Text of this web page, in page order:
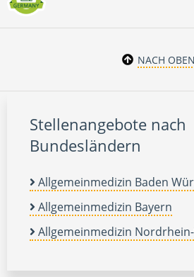
NACH OBEN
Stellenangebote nach
Bundesländern
Allgemeinmedizin Baden
Allgemeinmedizin Bayern
Allgemeinmedizin